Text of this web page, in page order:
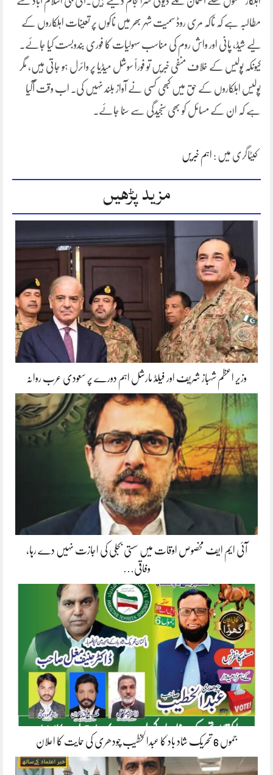
مطالبہ ہے کہ ناکہ مری روڈ سمیت شہر بھر میں ناکوں پر تعینات اہلکاروں کے
لیے شیڈ، پانی اور واش روم کی مناسب سہولیات کا فوری بندوبست کیا جائے۔
کیونکہ پولیس کے خلاف منفی خبریں تو فوراً سوشل میڈیا پر وائرل ہو جاتی ہیں، مگر
پولیس اہلکاروں کے حق میں کبھی کسی نے آواز بلند نہیں کی۔ اب وقت آگیا
ہے کہ ان کے مسائل کو بھی سنجیدگی سے سنا جائے۔
کیٹاگری میں : اہم خبریں
مزید پڑھیں
وزیر اعظم شہباز شریف اور فیلڈ مارشل اہم دورے پر سعودی عرب روانہ
آئی ایم ایف مخصوص اوقات میں سستی بجلی کی اجازت نہیں دے رہا،
وفاقی…
جموں 6 تحریک شاد باد کا عبدالخطیب چودھری کی حمایت کا اعلان